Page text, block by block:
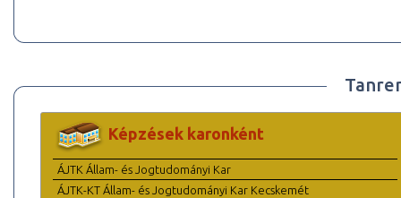
Képzések karonként
ÁJTK Állam- és Jogtudományi Kar
ÁJTK-KT Állam- és Jogtudományi Kar Kecskemét